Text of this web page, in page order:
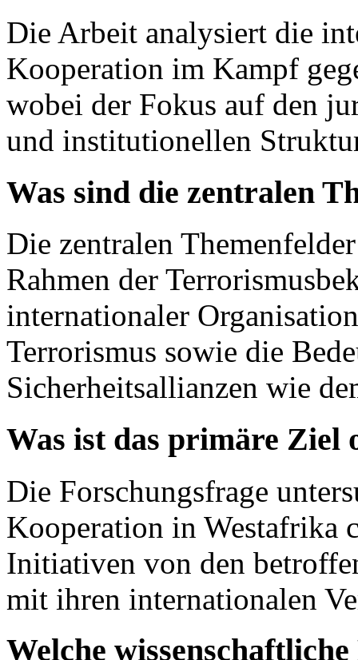
Die Arbeit analysiert die
Kooperation im Kampf
wobei der Fokus auf den
und institutionellen
Was sind die zentralen
Die zentralen
Rahmen der
internationaler
Terrorismus sowie die
Sicherheitsallianzen wie
Was ist das primäre Ziel
Die Forschungsfrage
Kooperation in Westafrika
Initiativen von den
mit ihren internationalen
Welche